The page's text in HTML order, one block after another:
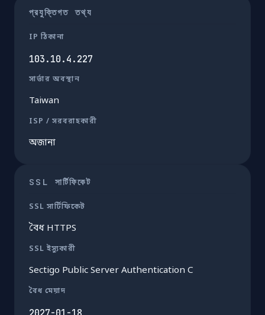
প্রযুক্তিগত তথ্য
IP ঠিকানা
103.10.4.227
সার্ভার অবস্থান
Taiwan
ISP / সরবরাহকারী
অজানা
SSL সার্টিফিকেট
SSL সার্টিফিকেট
বৈধ HTTPS
SSL ইস্যুকারী
Sectigo Public Server Authentication C
বৈধ মেয়াদ